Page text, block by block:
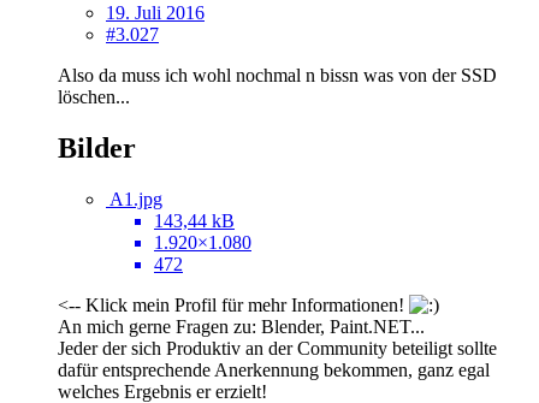
19. Juli 2016
#3.027
Also da muss ich wohl nochmal n bissn was von der SSD
löschen...
Bilder
A1.jpg
143,44 kB
1.920×1.080
472
<-- Klick mein Profil für mehr Informationen!
An mich gerne Fragen zu: Blender, Paint.NET...
Jeder der sich Produktiv an der Community beteiligt sollte
dafür entsprechende Anerkennung bekommen, ganz egal
welches Ergebnis er erzielt!